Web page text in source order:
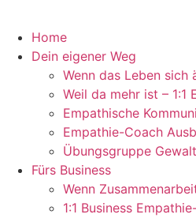
Home
Dein eigener Weg
Wenn das Leben sich
Weil da mehr ist – 1:1
Empathische
Empathie-Coach
Übungsgruppe
Fürs Business
Wenn
1:1 Business